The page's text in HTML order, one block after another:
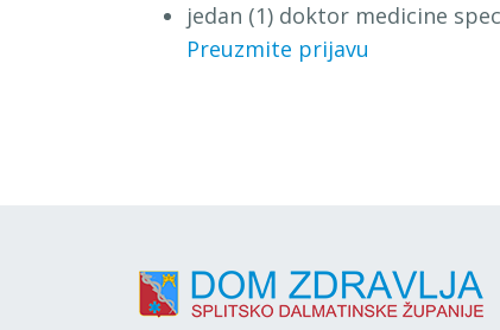
jedan (1) doktor medicine
Preuzmite prijavu